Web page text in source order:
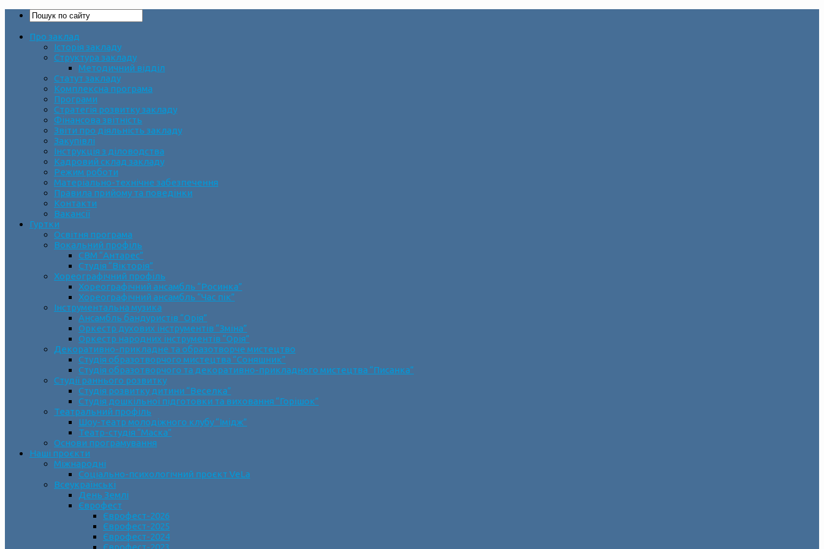
Про заклад
Історія закладу
Структура закладу
Методичний відділ
Статут закладу
Комплексна програма
Програми
Стратегія розвитку закладу
Фінансова звітність
Звіти про діяльність закладу
Закупівлі
Інструкція з діловодства
Кадровий склад закладу
Режим роботи
Матеріально-технічне забезпечення
Правила прийому та поведінки
Контакти
Вакансії
Гуртки
Освітня програма
Вокальний профіль
СВМ “Антарес”
Студія “Вікторія”
Хореографічний профіль
Хореографічний ансамбль “Росинка”
Хореографічний ансамбль “Час пік”
Інструментальна музика
Ансамбль бандуристів “Орія”
Оркестр духових інструментів “Зміна”
Оркестр народних інструментів “Орія”
Декоративно-прикладне та образотворче мистецтво
Cтудія образотворчого мистецтва “Соняшник”
Студія образотворчого та декоративно-прикладного мистецтва “Писанка”
Студії раннього розвитку
Студія розвитку дитини “Веселка”
Студія дошкільної підготовки та виховання “Горішок”
Театральний профіль
Шоу-театр молодіжного клубу “Імідж”
Театр-студія “Маска”
Основи програмування
Наші проєкти
Міжнародні
Соціально-психологічний проєкт VeLa
Всеукраїнські
День Землі
Єврофест
Єврофест-2026
Єврофест-2025
Єврофест-2024
Єврофест-2023